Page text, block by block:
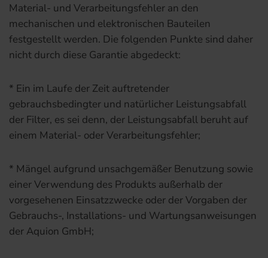
Material- und Verarbeitungsfehler an den
mechanischen und elektronischen Bauteilen
festgestellt werden. Die folgenden Punkte sind daher
nicht durch diese Garantie abgedeckt:
* Ein im Laufe der Zeit auftretender
gebrauchsbedingter und natürlicher Leistungsabfall
der Filter, es sei denn, der Leistungsabfall beruht auf
einem Material- oder Verarbeitungsfehler;
* Mängel aufgrund unsachgemäßer Benutzung sowie
einer Verwendung des Produkts außerhalb der
vorgesehenen Einsatzzwecke oder der Vorgaben der
Gebrauchs-, Installations- und Wartungsanweisungen
der Aquion GmbH;